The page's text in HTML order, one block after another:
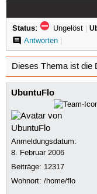
Status: Ungelöst |
Antworten|
Dieses Thema ist die
UbuntuFlo
Anmeldungsdatum:
8. Februar 2006
Beiträge: 12317
Wohnort: /home/flo